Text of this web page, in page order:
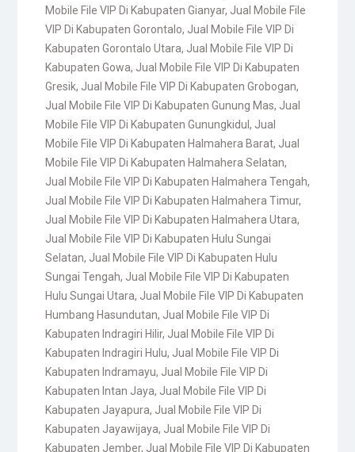
Mobile File VIP Di Kabupaten Gianyar, Jual Mobile File
VIP Di Kabupaten Gorontalo, Jual Mobile File VIP Di
Kabupaten Gorontalo Utara, Jual Mobile File VIP Di
Kabupaten Gowa, Jual Mobile File VIP Di Kabupaten
Gresik, Jual Mobile File VIP Di Kabupaten Grobogan,
Jual Mobile File VIP Di Kabupaten Gunung Mas, Jual
Mobile File VIP Di Kabupaten Gunungkidul , Jual
Mobile File VIP Di Kabupaten Halmahera Barat, Jual
Mobile File VIP Di Kabupaten Halmahera Selatan,
Jual Mobile File VIP Di Kabupaten Halmahera Tengah,
Jual Mobile File VIP Di Kabupaten Halmahera Timur,
Jual Mobile File VIP Di Kabupaten Halmahera Utara,
Jual Mobile File VIP Di Kabupaten Hulu Sungai
Selatan, Jual Mobile File VIP Di Kabupaten Hulu
Sungai Tengah, Jual Mobile File VIP Di Kabupaten
Hulu Sungai Utara, Jual Mobile File VIP Di Kabupaten
Humbang Hasundutan, Jual Mobile File VIP Di
Kabupaten Indragiri Hilir, Jual Mobile File VIP Di
Kabupaten Indragiri Hulu, Jual Mobile File VIP Di
Kabupaten Indramayu, Jual Mobile File VIP Di
Kabupaten Intan Jaya, Jual Mobile File VIP Di
Kabupaten Jayapura, Jual Mobile File VIP Di
Kabupaten Jayawijaya, Jual Mobile File VIP Di
Kabupaten Jember, Jual Mobile File VIP Di Kabupaten